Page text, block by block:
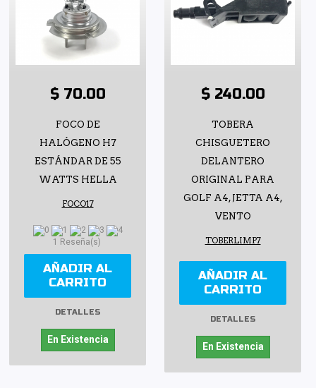
$ 70.00
FOCO DE
HALÓGENO H7
ESTÁNDAR DE 55
WATTS HELLA
FOCO17
1 Reseña(s)
AÑADIR AL
CARRITO
DETALLES
En Existencia
$ 240.00
TOBERA
CHISGUETERO
DELANTERO
ORIGINAL PARA
GOLF A4, JETTA A4,
VENTO
TOBERLIMP7
AÑADIR AL
CARRITO
DETALLES
En Existencia